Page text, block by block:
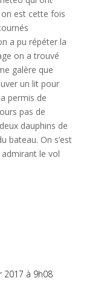
est cette fois
a pu répéter la
on a trouvé
galère que
un lit pour
permis de
pas de
dauphins de
bateau. On s’est
le vol
2017 à 9h08